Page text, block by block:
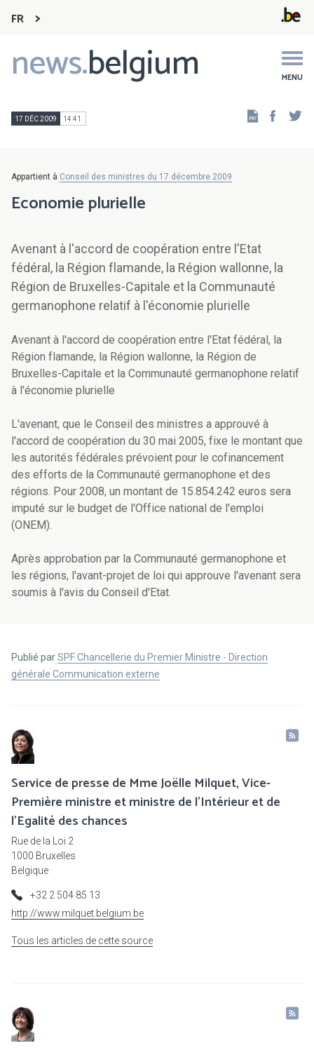
FR
news.belgium MENU
Main
navigation
17 DÉC 2009 14:41
Appartient à Conseil des ministres du 17 décembre 2009
Economie plurielle
Avenant à l'accord de coopération entre l'Etat
fédéral, la Région flamande, la Région wallonne, la
Région de Bruxelles-Capitale et la Communauté
germanophone relatif à l'économie plurielle
Avenant à l'accord de coopération entre l'Etat fédéral, la
Région flamande, la Région wallonne, la Région de
Bruxelles-Capitale et la Communauté germanophone relatif
à l'économie plurielle
L'avenant, que le Conseil des ministres a approuvé à
l'accord de coopération du 30 mai 2005, fixe le montant que
les autorités fédérales prévoient pour le cofinancement
des efforts de la Communauté germanophone et des
régions. Pour 2008, un montant de 15.854.242 euros sera
imputé sur le budget de l'Office national de l'emploi
(ONEM).
Après approbation par la Communauté germanophone et
les régions, l'avant-projet de loi qui approuve l'avenant sera
soumis à l'avis du Conseil d'Etat.
Publié parSPF Chancellerie du Premier Ministre - Direction
générale Communication externe
Service de presse de Mme Joëlle Milquet, Vice-
Première ministre et ministre de l'Intérieur et de
l'Egalité des chances
Rue de la Loi 2
1000 Bruxelles
Belgique
+32 2 504 85 13
http://www.milquet.belgium.be
Tous les articles de cette source